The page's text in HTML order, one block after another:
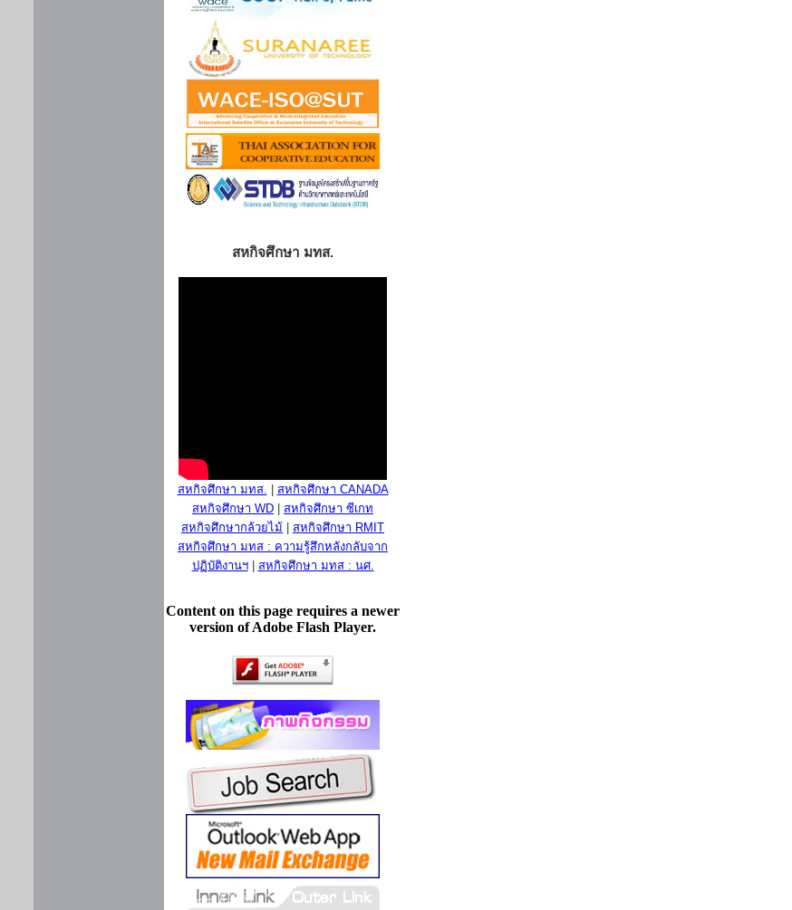
สหกิจศึกษา มทส.
สหกิจศึกษา มทส.
สหกิจศึกษา CANADA
สหกิจศึกษา WD
สหกิจศึกษา ซีเกท
สหกิจศึกษากล้วยไม้
สหกิจศึกษา RMIT
สหกิจศึกษา มทส : ความรู้สึกหลังกลับจาก
ปฏิบัติงานฯ| สหกิจศึกษา มทส : นศ.
Content on this page requires a newer
version of Adobe Flash Player.